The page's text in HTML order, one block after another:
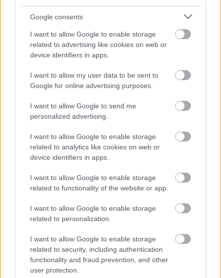
Google consents
I want to allow Google to enable storage
related to advertising like cookies on web or
device identifiers in apps.
I want to allow my user data to be sent to
Google for online advertising purposes.
I want to allow Google to send me
personalized advertising.
I want to allow Google to enable storage
related to analytics like cookies on web or
device identifiers in apps.
I want to allow Google to enable storage
related to functionality of the website or app.
I want to allow Google to enable storage
related to personalization.
I want to allow Google to enable storage
related to security, including authentication
functionality and fraud prevention, and other
user protection.
Helyi hírek
Józsa Krisztián, az Alba Fehérvár KC jelenlegi vezetőedzője veszi
át a Kisvárda női kézilabdacsapatának irányítását a következő
szezontól.
A tavalyinál is fiatalabb együttessel szállnak harcba a
fehérvári kézisek
2022.07.14
Helyi hírek